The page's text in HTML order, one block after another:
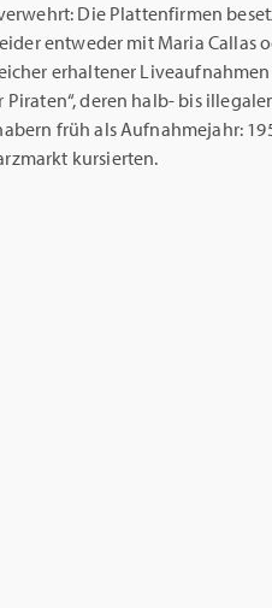
Die Plattenfirmen
entweder mit Maria Callas
erhaltener
Piraten“, deren halb- bis
früh als Aufnahmejahr:
kursierten.